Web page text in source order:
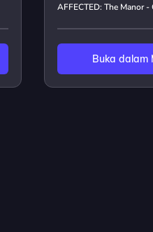
AFFECTED: The Manor
Buka dalam